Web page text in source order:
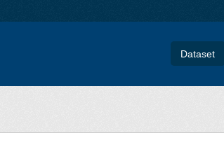
Dataset